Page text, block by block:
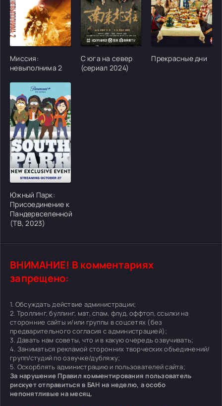
[/xfgiven_cvh_poster_urlcvh_poster_url]
Миссия:
невыполнима 2
[/xfgiven_cvh_poster_urlcvh_poster_url]
С юга на север
(сериал 2024)
[/
Прекрасные дни
[/xfgiven_cvh_poster_urlcvh_poster_url]
Южный Парк:
Присоединение к
Пандервселенной
(ТВ, 2023)
ВНИМАНИЕ! В комментариях
запрещено:
1. Обсуждать действие администрации;
2. Троллинг, буллинг, мат, спам, флуд, оффтоп, ссылки на
сторонние сайты и/или группы в соцсетях (без
предварительного согласия с администрацией);
3. Давать нам советы, что и в какую очередь озвучивать;
4. Заниматься рекламой сторонних творческих объединений/
групп/студий по озвучке/дубляжу;
5. Оскорблять администрацию и пользователей сайта;
За нарушение Правил комментирования пользователь
рискует отправиться в БАН на неделю, а особо
непонятливые на месяц.